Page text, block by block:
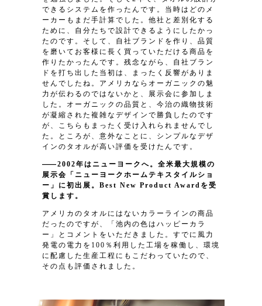
できるシステムを作ったんです。当時はどのメ
ーカーもまだ手計算でした。他社と差別化する
ために、自分たちで設計できるようにしたかっ
たのです。そして、自社ブランドを作り、品質
を磨いてお客様に長く買っていただける商品を
作りたかったんです。残念ながら、自社ブラン
ドを打ち出した当初は、まったく反響がありま
せんでしたね。アメリカならオーガニックの魅
力が伝わるのではないかと、展示会に参加しま
した。オーガニックの品質と、今治の織物技術
が凝縮された複雑なデザインで勝負したのです
が、こちらもまったく受け入れられませんでし
た。ところが、意外なことに、シンプルなデザ
インのタオルが高い評価を受けたんです。
2002年はニューヨークへ。全米最大規模の
展示会「ニューヨークホームテキスタイルショ
ー」に初出展。Best New Product Awardを受
賞します。
アメリカのタオルにはないカラーラインの商品
だったのですが、「池内の色はハッピーカラ
ー」とコメントをいただきました。すでに風力
発電の電力を100％利用した工場を稼働し、環境
に配慮した生産工程にもこだわっていたので、
その点も評価されました。